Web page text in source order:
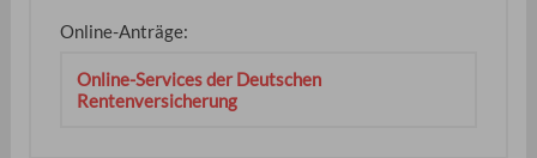
Rentenversicherungsträger beantragen. Beachten
Sie, dass Sie mit Abzügen bei der
Rentenauszahlung rechnen müssen.
Voraussetzungen sind: Im Beratungsgespräch
Online-Anträge:
Online-Services der Deutschen
Rentenversicherung